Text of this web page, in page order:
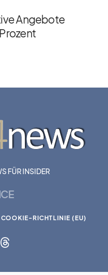
Angebote
FÜR INSIDER
COOKIE-RICHTLINIE (EU)